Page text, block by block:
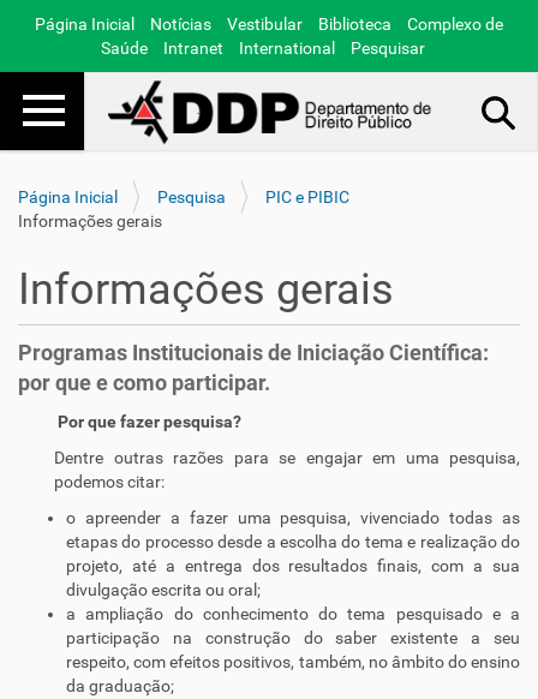
Página Inicial Notícias Vestibular Biblioteca
Complexo de
Saúde
Intranet International Pesquisar
Toggle navigation
Página Inicial
Pesquisa
PIC e PIBIC
Informações gerais
Informações gerais
Programas Institucionais de Iniciação Científica:
por que e como participar.
Por que fazer pesquisa?
Dentre outras razões para se engajar em uma pesquisa,
podemos citar:
o apreender a fazer uma pesquisa, vivenciado todas as
etapas do processo desde a escolha do tema e realização do
projeto, até a entrega dos resultados finais, com a sua
divulgação escrita ou oral;
a ampliação do conhecimento do tema pesquisado e a
participação na construção do saber existente a seu
respeito, com efeitos positivos, também, no âmbito do ensino
da graduação;